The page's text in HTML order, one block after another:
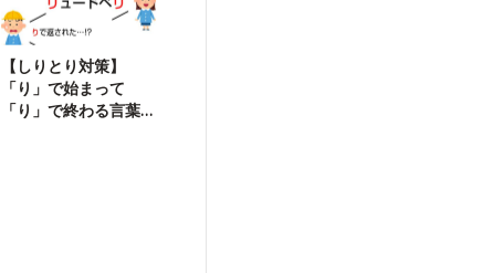
【しりとり対策】
「り」で始まって
「り」で終わる言葉